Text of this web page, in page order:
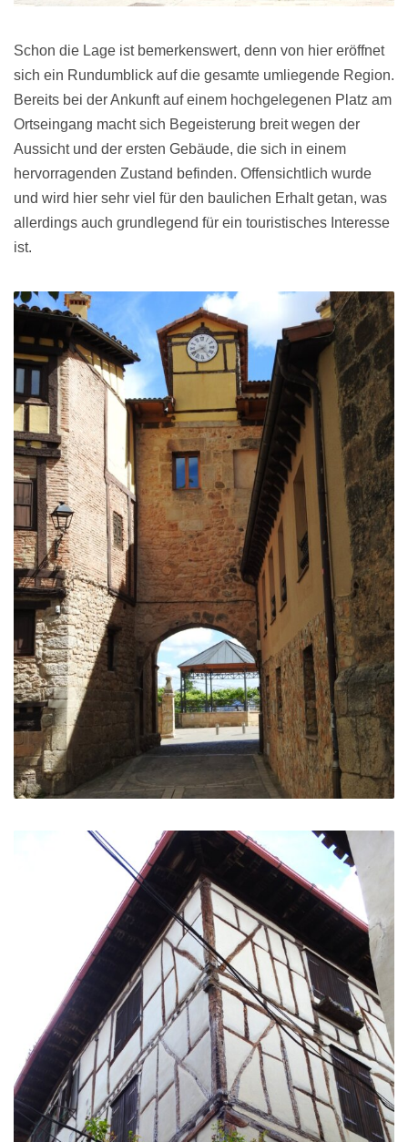
Schon die Lage ist bemerkenswert, denn von hier eröffnet
sich ein Rundumblick auf die gesamte umliegende Region.
Bereits bei der Ankunft auf einem hochgelegenen Platz am
Ortseingang macht sich Begeisterung breit wegen der
Aussicht und der ersten Gebäude, die sich in einem
hervorragenden Zustand befinden. Offensichtlich wurde
und wird hier sehr viel für den baulichen Erhalt getan, was
allerdings auch grundlegend für ein touristisches Interesse
ist.